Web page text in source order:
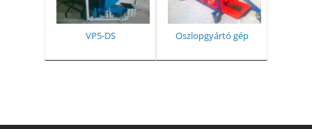
VP5-DS Oszlopgyártó gép